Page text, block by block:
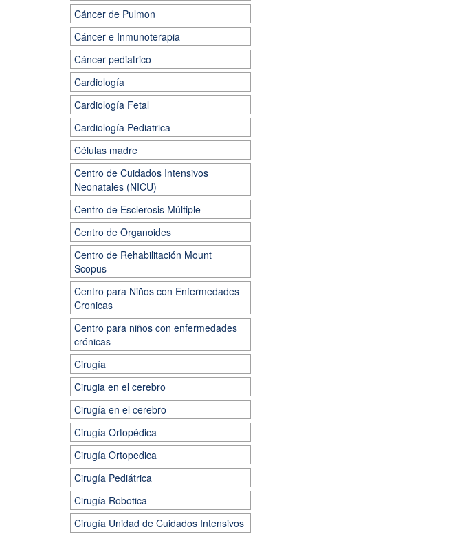
Cáncer de Pulmon
Cáncer e Inmunoterapia
Cáncer pediatrico
Cardiología
Cardiología Fetal
Cardiología Pediatrica
Células madre
Centro de Cuidados Intensivos
Neonatales (NICU)
Centro de Esclerosis Múltiple
Centro de Organoides
Centro de Rehabilitación Mount
Scopus
Centro para Niños con Enfermedades
Cronicas
Centro para niños con enfermedades
crónicas
Cirugía
Cirugia en el cerebro
Cirugía en el cerebro
Cirugía Ortopédica
Cirugía Ortopedica
Cirugía Pediátrica
Cirugía Robotica
Cirugía Unidad de Cuidados Intensivos